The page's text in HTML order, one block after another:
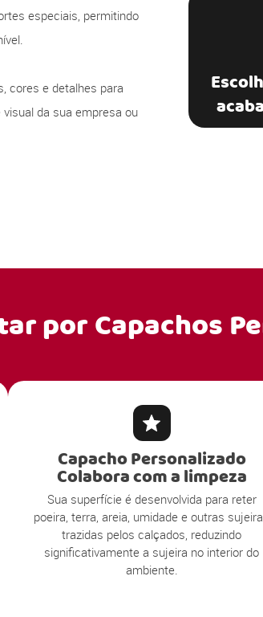
especiais, permitindo
cores e detalhes para
da sua empresa ou
porCapachos
Capacho Personalizado
Colabora com a limpeza
Sua superfície é desenvolvida para reter
poeira, terra, areia, umidade e outras
trazidas pelos calçados, reduzindo
significativamente a sujeira no interior do
ambiente.